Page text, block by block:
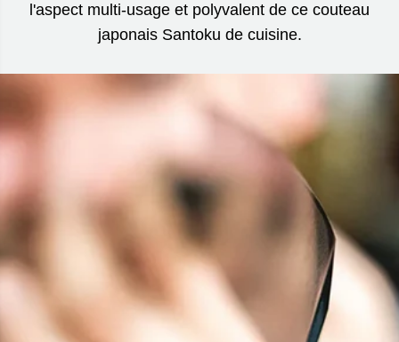
l'aspect multi-usage et polyvalent de ce couteau
japonais Santoku de cuisine.